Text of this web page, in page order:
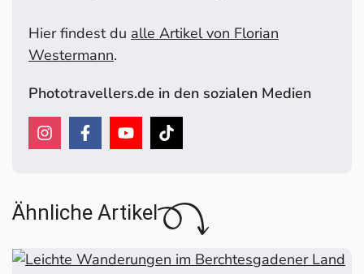
Hier findest du alle Artikel von Florian
Westermann.
Phototravellers.de in den sozialen Medien
Ähnliche Artikel